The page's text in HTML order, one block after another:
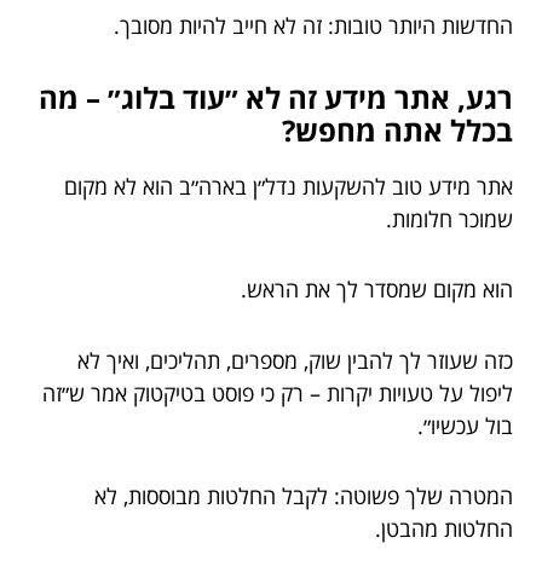
החדשות היותר טובות: זה לא חייב להיות מסובך.
רגע, אתר מידע זה לא ״עוד בלוג״ – מה
בכלל אתה מחפש?
אתר מידע טוב להשקעות נדל״ן בארה״ב הוא לא מקום
שמוכר חלומות.
הוא מקום שמסדר לך את הראש.
כזה שעוזר לך להבין שוק, מספרים, תהליכים, ואיך לא
ליפול על טעויות יקרות – רק כי פוסט בטיקטוק אמר ש״זה
בול עכשיו״.
המטרה שלך פשוטה: לקבל החלטות מבוססות, לא
החלטות מהבטן.